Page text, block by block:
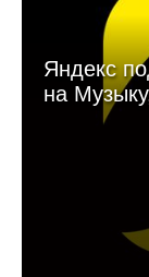
Яндекс
на